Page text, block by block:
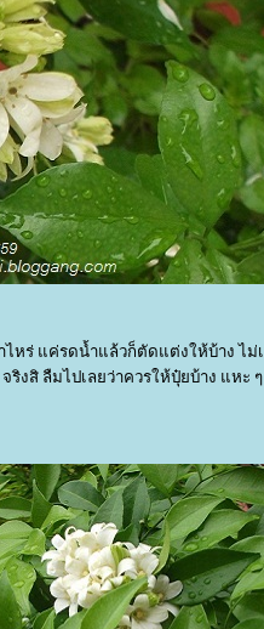
ไหร่ แค่รดน้ำแล้วก็ตัดแต่งให้บ้าง ไ
จริงสิ ลืมไปเลยว่าควรให้ปุ๋ยบ้าง แหะ ๆ